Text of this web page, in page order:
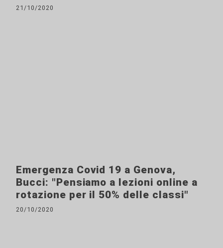
21/10/2020
Emergenza Covid 19 a Genova,
Bucci: "Pensiamo a lezioni online a
rotazione per il 50% delle classi"
20/10/2020